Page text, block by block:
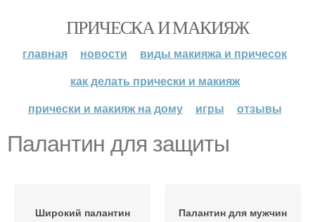
ПРИЧЕСКА И МАКИЯЖ
главная новости
виды макияжа и причесок
как делать прически и макияж
прически и макияж на дому
игры отзывы
Палантин для защиты
Широкий палантин Палантин для мужчин